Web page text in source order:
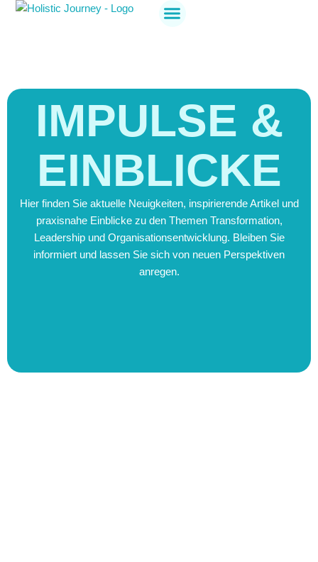
IMPULSE &
EINBLICKE
Hier finden Sie aktuelle Neuigkeiten, inspirierende Artikel und
praxisnahe Einblicke zu den Themen Transformation,
Leadership und Organisationsentwicklung. Bleiben Sie
informiert und lassen Sie sich von neuen Perspektiven
anregen.